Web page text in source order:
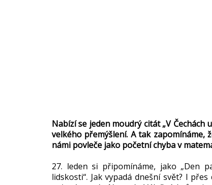
Nabízí se jeden moudrý citát „V
velkého přemýšlení. A tak
námi povleče jako početní chyba v
27. leden si připomínáme, jako „Den
lidskosti“. Jak vypadá dnešní svět? I